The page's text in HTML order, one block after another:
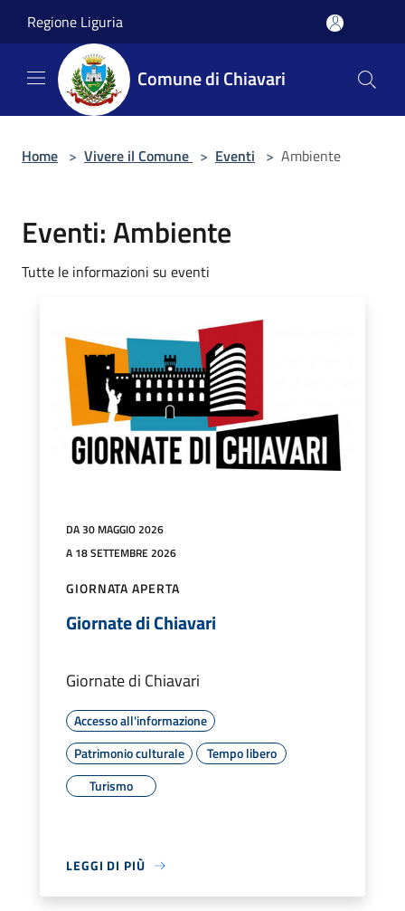
Regione Liguria
Comune di Chiavari
Home > Vivere il Comune > Eventi > Ambiente
Eventi: Ambiente
Tutte le informazioni su eventi
DA 30 MAGGIO 2026
A 18 SETTEMBRE 2026
GIORNATA APERTA
Giornate di Chiavari
Giornate di Chiavari
Accesso all'informazione
Patrimonio culturale
Tempo libero
Turismo
LEGGI DI PIÙ